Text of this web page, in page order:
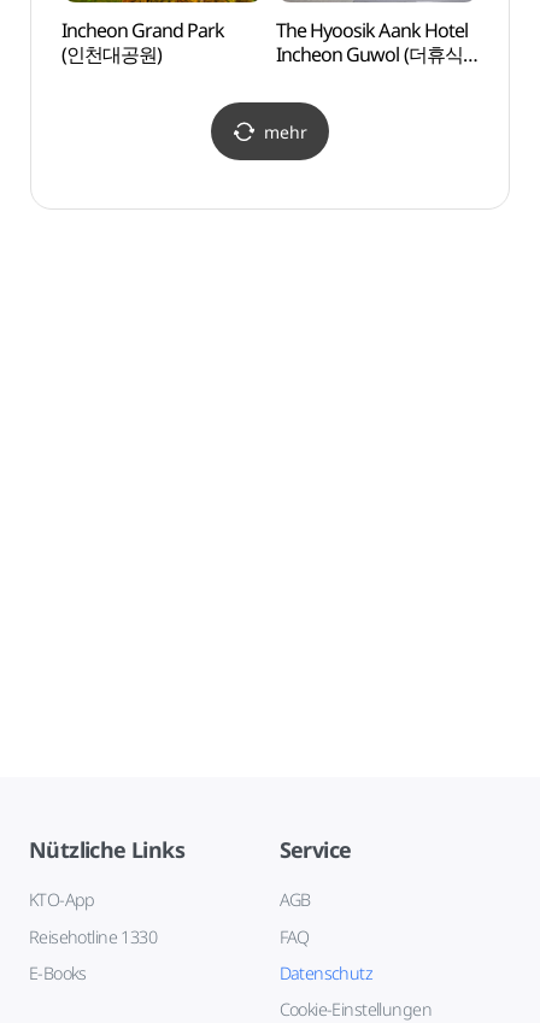
Incheon Grand Park
(인천대공원)
The Hyoosik Aank Hotel
Incheon Guwol (더휴식
mehr
Nützliche Links
KTO-App
Reisehotline 1330
E-Books
Service
AGB
FAQ
Datenschutz
Cookie-Einstellungen